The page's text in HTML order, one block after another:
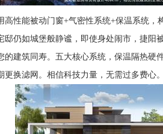
性能被动门窗+气密性系统+保温系统，
邸仍如城堡般静谧，即使身处闹市，捷阳
建筑同寿。五大核心系统，保温隔热硬
更换滤网。相信科技力量，无需过多费心